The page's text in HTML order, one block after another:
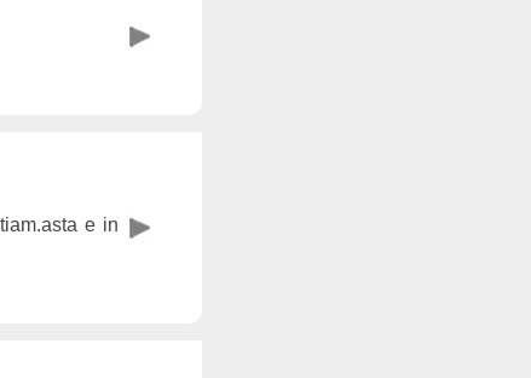
e in